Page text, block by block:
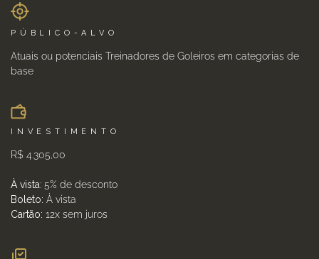
PÚBLICO-ALVO
Atuais ou potenciais Treinadores de Goleiros em categorias de
base
INVESTIMENTO
R$ 4.305,00
À vista: 5% de desconto
Boleto: À vista
Cartão: 12x sem juros